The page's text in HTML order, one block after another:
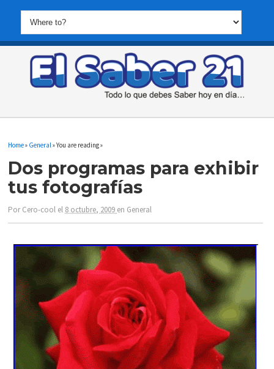
Home» General » You are reading »
Dos programas para exhibir
tus fotografías
PorCero-cool el 8 octubre, 2009 en General